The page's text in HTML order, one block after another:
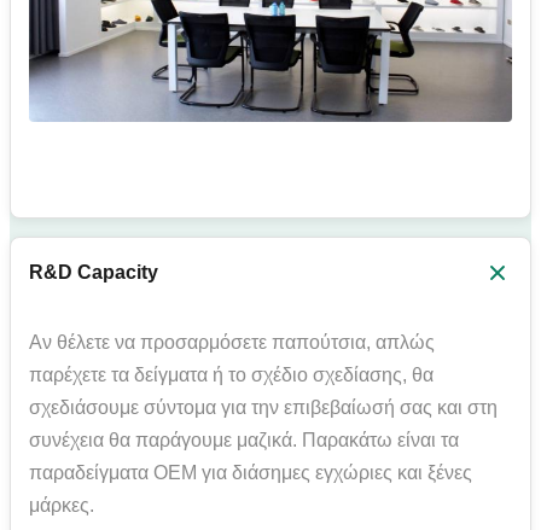
R&D Capacity
Αν θέλετε να προσαρμόσετε παπούτσια, απλώς
παρέχετε τα δείγματα ή το σχέδιο σχεδίασης, θα
σχεδιάσουμε σύντομα για την επιβεβαίωσή σας και στη
συνέχεια θα παράγουμε μαζικά. Παρακάτω είναι τα
παραδείγματα OEM για διάσημες εγχώριες και ξένες
μάρκες.